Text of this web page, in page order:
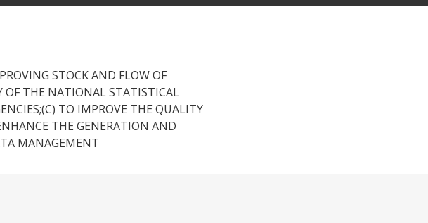
STOCK AND FLOW OF
OF THE NATIONAL STATISTICAL
TO IMPROVE THE QUALITY
THE GENERATION AND
MANAGEMENT